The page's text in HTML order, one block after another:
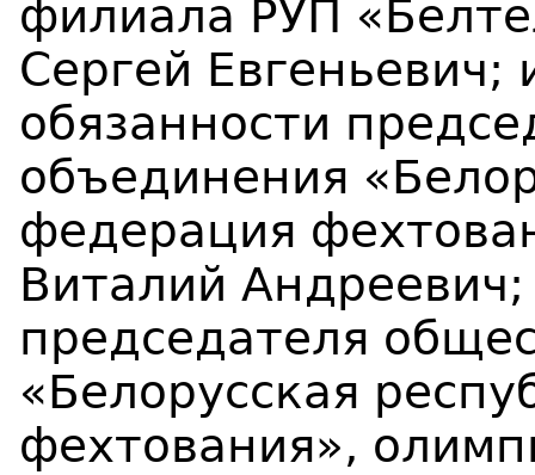
филиала РУП
Сергей
обязанности
объединения
федерация
Виталий Андреевич;
председателя
«Белорусская
фехтования»,